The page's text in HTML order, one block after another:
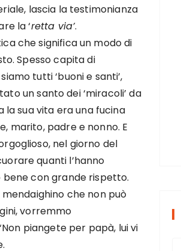
lascia la testimonianza
la ‘retta via’.
che significa un modo di
Spesso capita di
tutti ‘buoni e santi’,
un santo dei ‘miracoli’ da
la sua vita era una fucina
marito, padre e nonno. E
nel giorno del
quanti l’hanno
con grande rispetto.
che non può
vorremmo
piangete per papà, lui vi